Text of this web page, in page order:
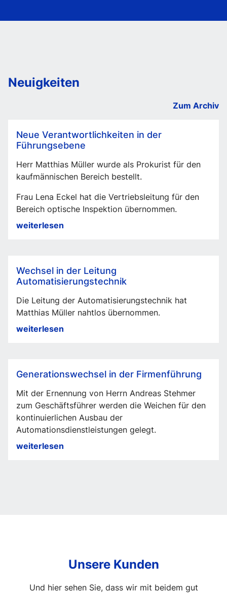
Neuigkeiten
Zum Archiv
Neue Verantwortlichkeiten in der
Führungsebene
Herr Matthias Müller wurde als Prokurist für den
kaufmännischen Bereich bestellt.
Frau Lena Eckel hat die Vertriebsleitung für den
Bereich optische Inspektion übernommen.
weiterlesen
Führungsebene
Wechsel in der Leitung
Automatisierungstechnik
Die Leitung der Automatisierungstechnik hat
Matthias Müller nahtlos übernommen.
weiterlesen
Automatisierungstechnik
Generationswechsel in der Firmenführung
Mit der Ernennung von Herrn Andreas Stehmer
zum Geschäftsführer werden die Weichen für den
kontinuierlichen Ausbau der
Automationsdienstleistungen gelegt.
weiterlesen
Unsere Kunden
Und hier sehen Sie, dass wir mit beidem gut